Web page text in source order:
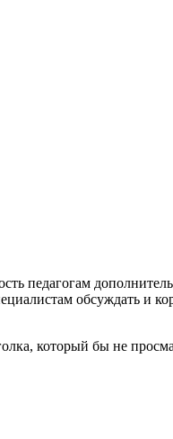
педагогам
обсуждать и
который бы не